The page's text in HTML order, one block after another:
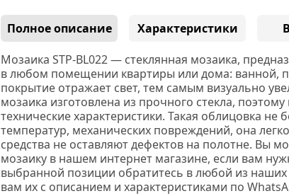
Полное описание Характеристики
Мозаика STP-BL022 — стеклянная мозаика,
в любом помещении квартиры или дома: ванной,
покрытие отражает свет, тем самым визуально
мозаика изготовлена из прочного стекла,
технические характеристики. Такая облицовка не
температур, механических повреждений, она
средства не оставляют дефектов на полотне. Вы
мозаику в нашем интернет магазине, если вам
выбранной позиции обратитесь в любой из
вам их с описанием и характеристиками по